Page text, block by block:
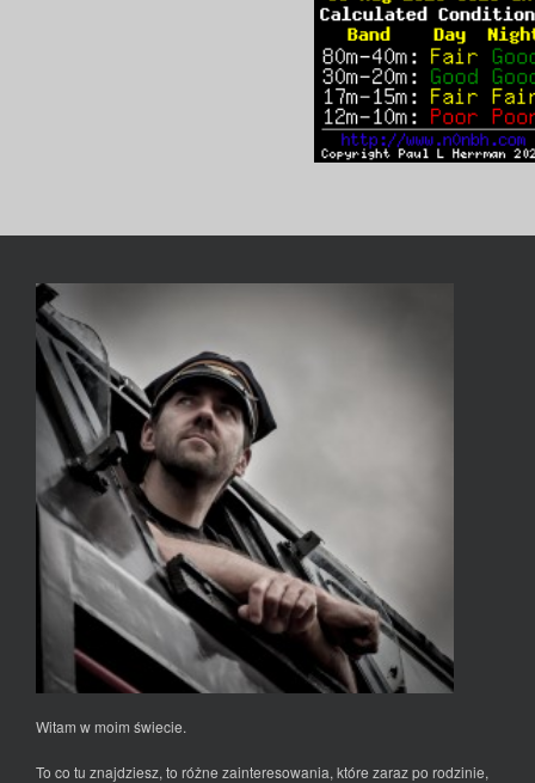
Witam w moim świecie.
To co tu znajdziesz, to różne zainteresowania, które zaraz po rodzinie,